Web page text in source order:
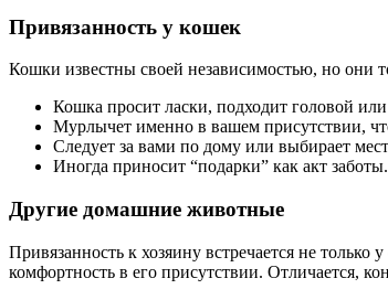
Привязанность у кошек
Кошки известны своей независимостью, но они
Кошка просит ласки, подходит головой или
Мурлычет именно в вашем присутствии,
Следует за вами по дому или выбирает
Иногда приносит “подарки” как акт заботы.
Другие домашние животные
Привязанность к хозяину встречается не
комфортность в его присутствии. Отличается,